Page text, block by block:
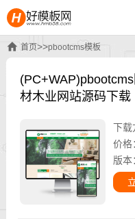
首页>>pbootcms模板
材木业网站源码下载
下载
价格
版